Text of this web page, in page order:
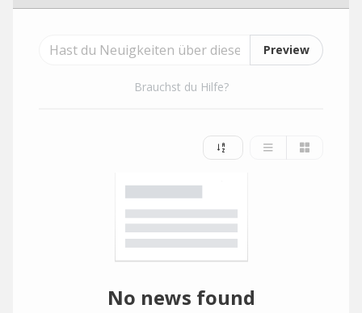
Preview
Brauchst du Hilfe?
No news found